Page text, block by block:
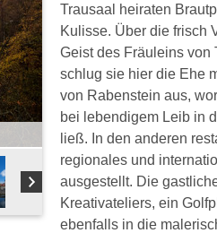
Trausaal heiraten
Kulisse. Über die frisch
Geist des Fräuleins von
schlug sie hier die Ehe
von Rabenstein aus,
bei lebendigem Leib in
ließ. In den anderen
regionales und
ausgestellt. Die
Kreativateliers, ein
ebenfalls in die